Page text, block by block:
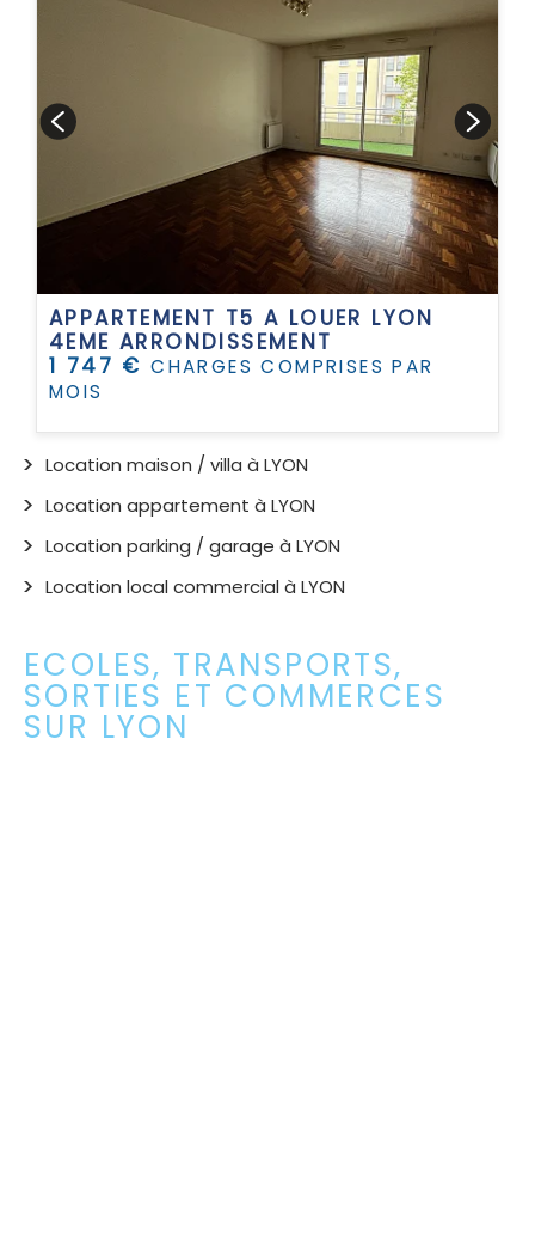
APPARTEMENT T5 A LOUER LYON
4EME ARRONDISSEMENT
1 747 €CHARGES COMPRISES PAR
MOIS
Location maison / villa à LYON
Location appartement à LYON
Location parking / garage à LYON
Location local commercial à LYON
ECOLES, TRANSPORTS,
SORTIES ET COMMERCES
SUR LYON